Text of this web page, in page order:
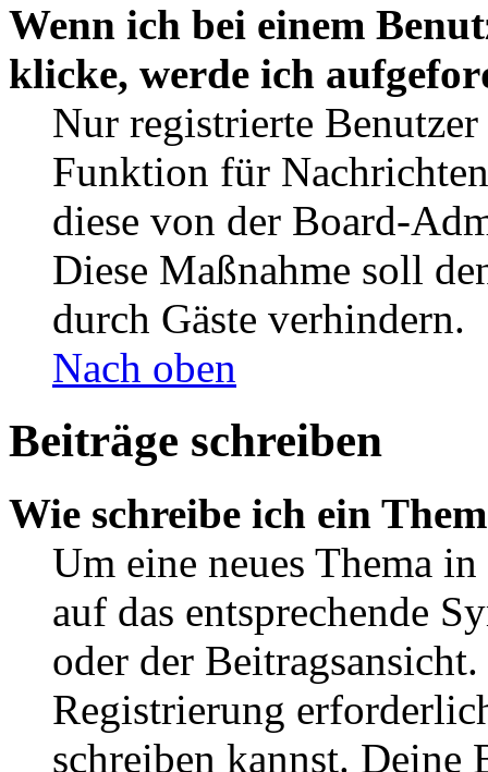
Wenn ich bei einem
klicke, werde ich
Nur registrierte
Funktion für
diese von der Board-
Diese Maßnahme soll
durch Gäste verhindern.
Nach oben
Beiträge schreiben
Wie schreibe ich ein
Um eine neues Thema
auf das entsprechende
oder der
Registrierung
schreiben kannst. Deine